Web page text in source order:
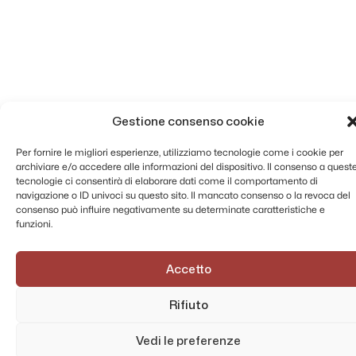
Gestione consenso cookie
Per fornire le migliori esperienze, utilizziamo tecnologie come i cookie per
archiviare e/o accedere alle informazioni del dispositivo. Il consenso a
tecnologie ci consentirà di elaborare dati come il comportamento di
navigazione o ID univoci su questo sito. Il mancato consenso o la revoca del
consenso può influire negativamente su determinate caratteristiche e
funzioni.
Accetto
Rifiuto
Vedi le preferenze